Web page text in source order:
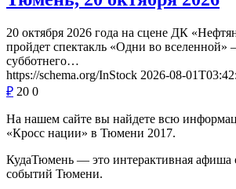
20 октября 2026 года на сцене ДК
пройдет спектакль «Одни во вселенной»
субботнего…
https://schema.org/InStock 2026-08-
₽ 20 0
На нашем сайте вы найдете всю
«Кросс нации» в Тюмени 2017.
КудаТюмень — это интерактивная афиша
событий Тюмени.